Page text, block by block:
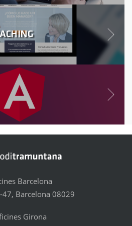
Barcelona
47, Barcelona 08029
Girona